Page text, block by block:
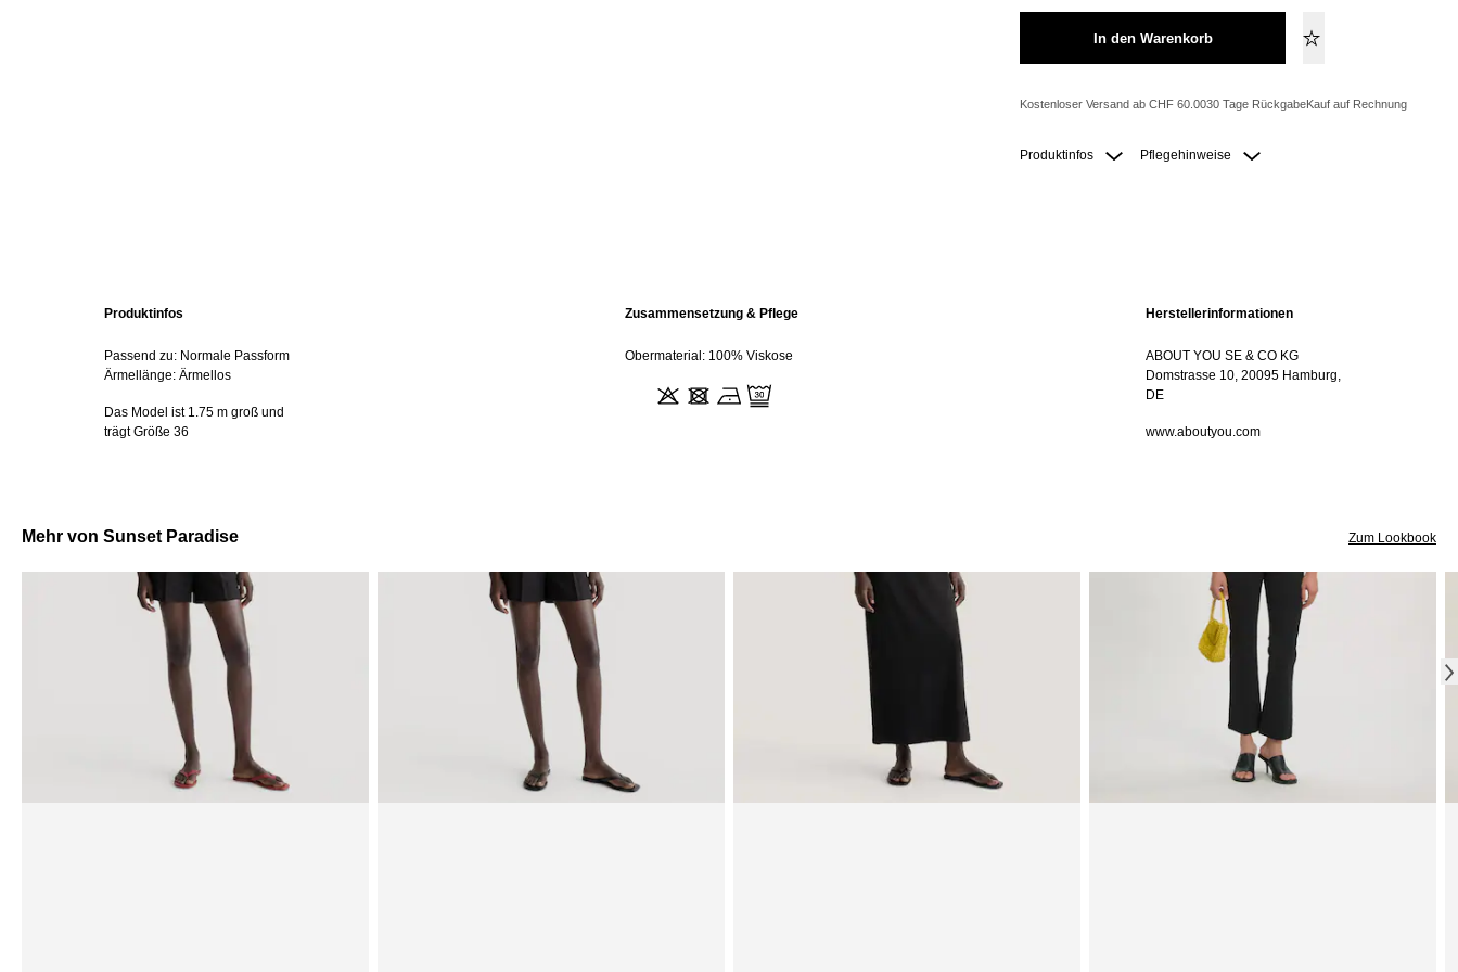
In den Warenkorb
Kostenloser Versand ab CHF 60.0030 Tage RückgabeKauf auf Rechnung
Produktinfos Pflegehinweise
Produktinfos
Passend zu: Normale Passform
Ärmellänge: Ärmellos
Das Model ist 1.75 m groß und
trägt Größe 36
Zusammensetzung & Pflege
Obermaterial: 100% Viskose
Herstellerinformationen
ABOUT YOU SE & CO KG
Domstrasse 10, 20095 Hamburg,
DE
www.aboutyou.com
Mehr von Sunset Paradise Zum Lookbook